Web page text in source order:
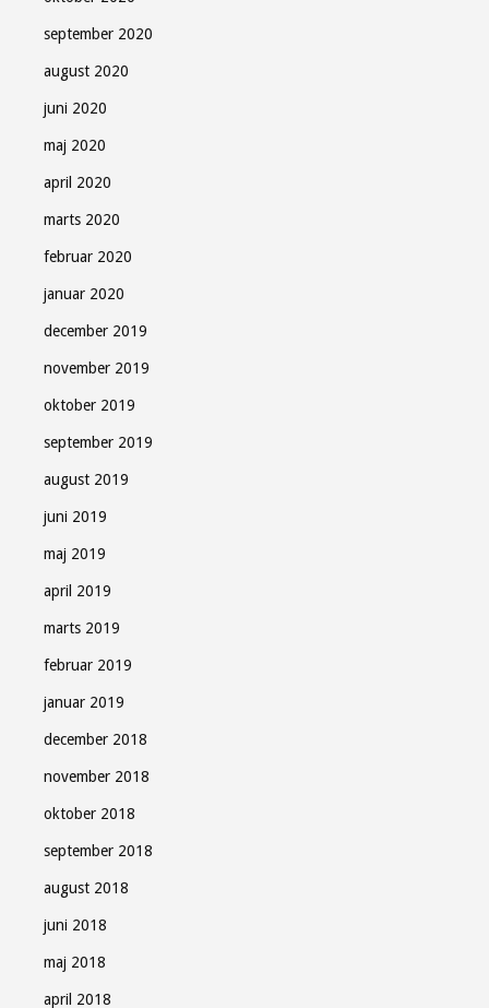
september 2020
august 2020
juni 2020
maj 2020
april 2020
marts 2020
februar 2020
januar 2020
december 2019
november 2019
oktober 2019
september 2019
august 2019
juni 2019
maj 2019
april 2019
marts 2019
februar 2019
januar 2019
december 2018
november 2018
oktober 2018
september 2018
august 2018
juni 2018
maj 2018
april 2018